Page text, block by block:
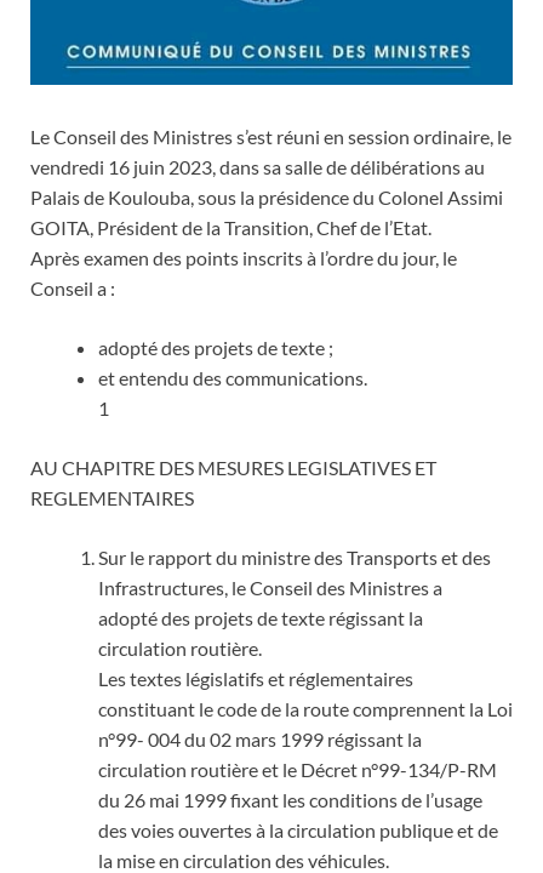
Le Conseil des Ministres s’est réuni en session ordinaire, le
vendredi 16 juin 2023, dans sa salle de délibérations au
Palais de Koulouba, sous la présidence du Colonel Assimi
GOITA, Président de la Transition, Chef de l’Etat.
Après examen des points inscrits à l’ordre du jour, le
Conseil a :
adopté des projets de texte ;
et entendu des communications.
1
AU CHAPITRE DES MESURES LEGISLATIVES ET
REGLEMENTAIRES
Sur le rapport du ministre des Transports et des
Infrastructures, le Conseil des Ministres a
adopté des projets de texte régissant la
circulation routière.
Les textes législatifs et réglementaires
constituant le code de la route comprennent la Loi
n°99- 004 du 02 mars 1999 régissant la
circulation routière et le Décret n°99-134/P-RM
du 26 mai 1999 fixant les conditions de l’usage
des voies ouvertes à la circulation publique et de
la mise en circulation des véhicules.